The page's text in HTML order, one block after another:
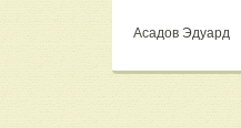
Асадов Эдуард